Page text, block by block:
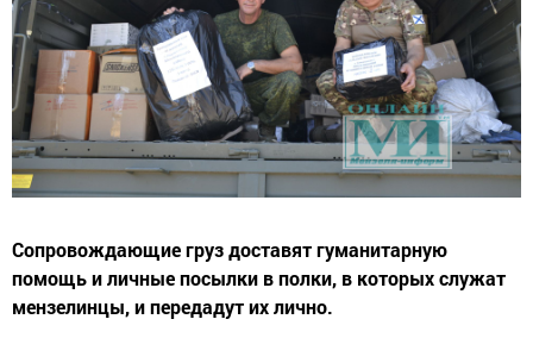
Сопровождающие груз доставят гуманитарную
помощь и личные посылки в полки, в которых служат
мензелинцы, и передадут их лично.